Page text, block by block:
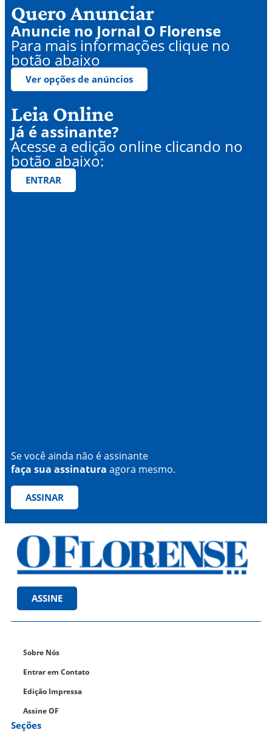
Quero Anunciar
Anuncie no Jornal O Florense
Para mais informações clique no
botão abaixo
Ver opções de anúncios
Leia Online
Já é assinante?
Acesse a edição online clicando no
botão abaixo:
ENTRAR
Se você ainda não é assinante
faça sua assinatura agora mesmo.
ASSINAR
ASSINE
Sobre Nós
Entrar em Contato
Edição Impressa
Assine OF
Seções